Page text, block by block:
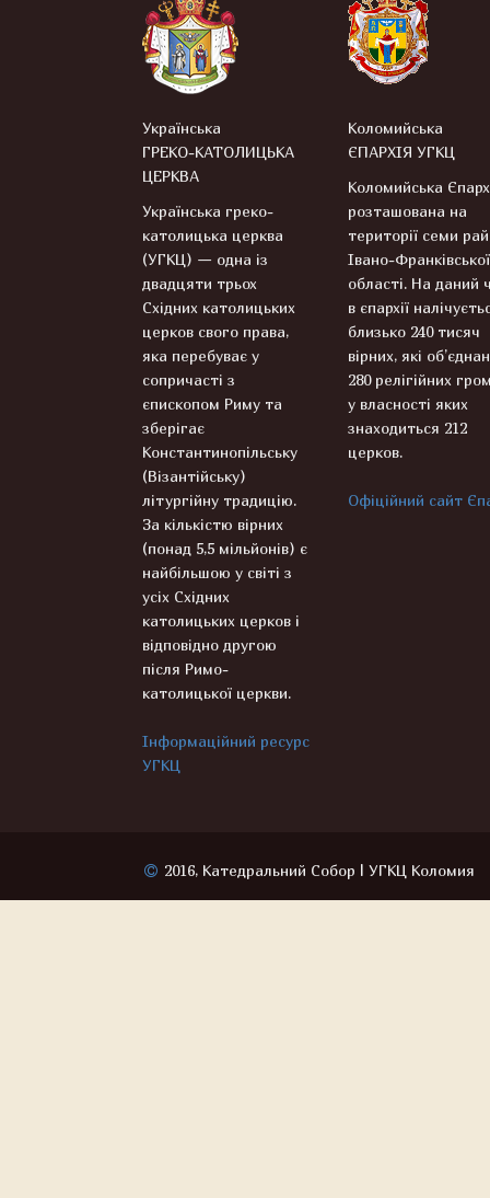
Українська
ГРЕКО-КАТОЛИЦЬКА
ЦЕРКВА
Українська греко-
католицька церква
(УГКЦ) — одна із
двадцяти трьох
Східних католицьких
церков свого права,
яка перебуває у
сопричасті з
єпископом Риму та
зберігає
Константинопільську
(Візантійську)
літургійну традицію.
За кількістю вірних
(понад 5,5 мільйонів) є
найбільшою у світі з
усіх Східних
католицьких церков і
відповідно другою
після Римо-
католицької церкви.
Інформаційний ресурс
УГКЦ
Коломийська
ЄПАРХІЯ УГКЦ
Коломийська
розташована на
території семи
Івано-Франківської
області. На даний
в єпархії
близько 240 тисяч
вірних, які
280 релігійних
у власності яких
знаходиться 212
церков.
Офіційний сайт
2016, Катедральний Собор | УГКЦ Коломия